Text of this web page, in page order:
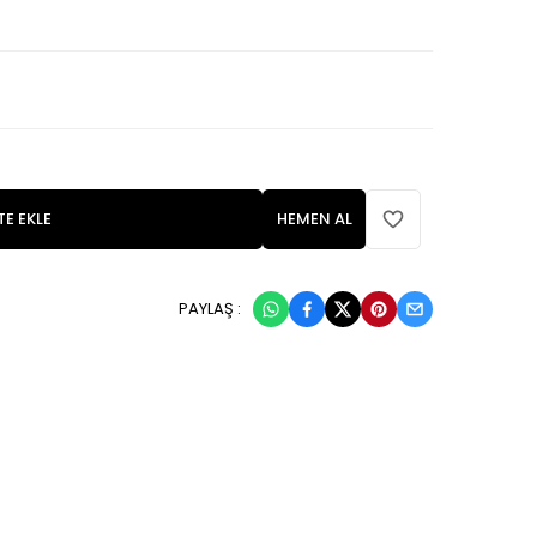
EKLE HEMEN AL
PAYLAŞ :